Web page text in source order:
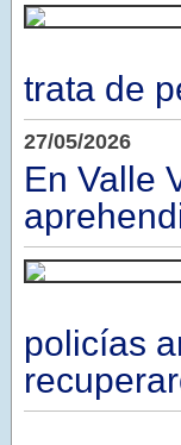
trata de
27/05/2026
En Valle
policías